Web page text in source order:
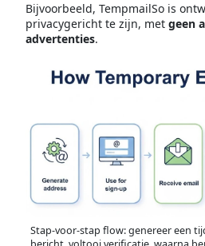
Bijvoorbeeld, TempmailSo is
privacygericht te zijn, met geen
advertenties.
Stap-voor-stap flow: genereer een